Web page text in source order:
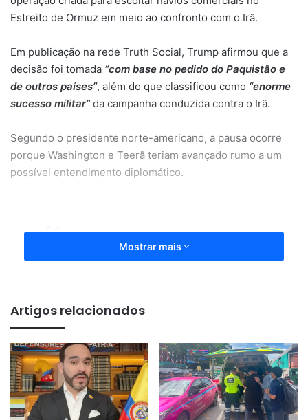
Estreito de Ormuz em meio ao confronto com o Irã.
Em publicação na rede Truth Social, Trump afirmou que a
decisão foi tomada “com base no pedido do Paquistão e
de outros países”, além do que classificou como “enorme
sucesso militar”da campanha conduzida contra o Irã.
Segundo o presidente norte-americano, a pausa ocorre
porque Washington e Teerã teriam avançado rumo a um
possível entendimento diplomático.
pleno vigor, o Projeto Liberdade
será suspenso por um curto
período para verificar se o acordo
pode ser finalizado e assinado”,
escreveu Trump.
Mostrar mais
Artigos relacionados